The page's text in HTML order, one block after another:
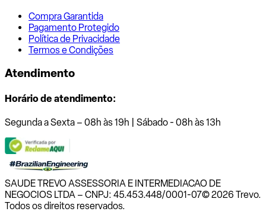
Compra Garantida
Pagamento Protegido
Política de Privacidade
Termos e Condições
Atendimento
Horário de atendimento:
Segunda a Sexta – 08h às 19h | Sábado - 08h às 13h
SAUDE TREVO ASSESSORIA E INTERMEDIACAO DE
NEGOCIOS LTDA – CNPJ: 45.453.448/0001-07© 2026 Trevo.
Todos os direitos reservados.